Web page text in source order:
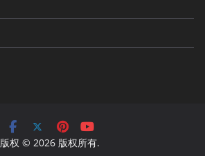
版权 © 2026 版权所有.